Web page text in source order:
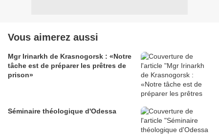
Vous aimerez aussi
Mgr Irinarkh de Krasnogorsk : «Notre
tâche est de préparer les prêtres de
prison»
Séminaire théologique d'Odessa